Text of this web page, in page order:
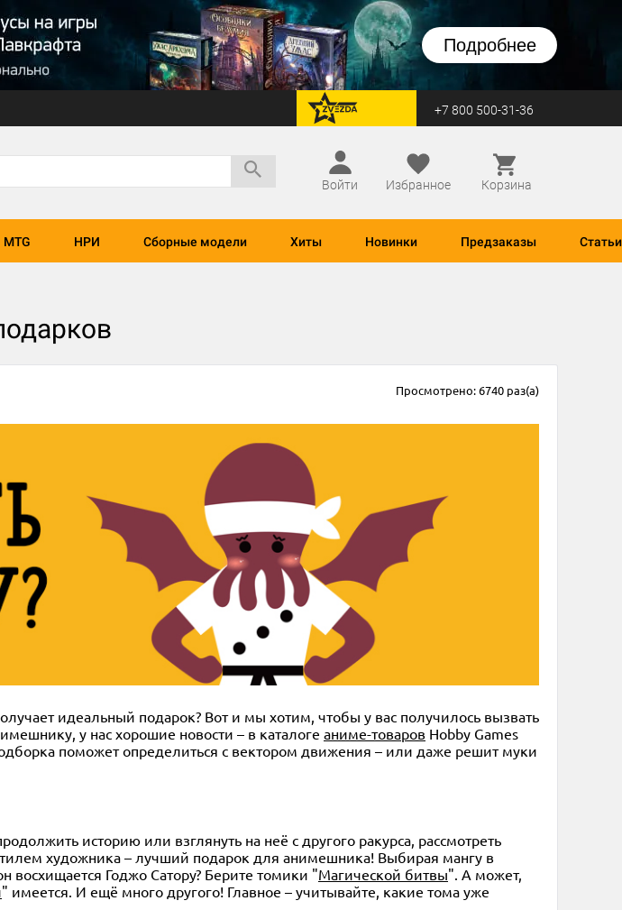
Подробнее
перейти на Zvezda +7 800 500-31-36
Войти
Избранное Корзина
MTG НРИ Сборные модели Хиты Новинки Предзаказы Статьи
Просмотрено: 6740 раз(а)
идеальный подарок? Вот и мы хотим, чтобы у вас получилось вызвать
у нас хорошие новости – в каталоге аниме-товаров Hobby Games
поможет определиться с вектором движения – или даже решит муки
историю или взглянуть на неё с другого ракурса, рассмотреть
художника – лучший подарок для анимешника! Выбирая мангу в
восхищается Годжо Сатору? Берите томики "Магической битвы". А может,
" имеется. И ещё много другого! Главное – учитывайте, какие тома уже